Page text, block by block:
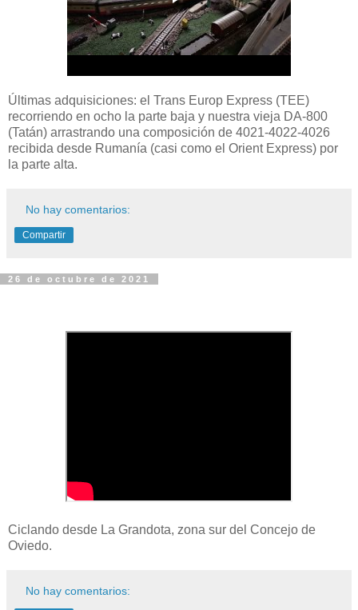
Últimas adquisiciones: el Trans Europ Express (TEE)
recorriendo en ocho la parte baja y nuestra vieja DA-800
(Tatán) arrastrando una composición de 4021-4022-4026
recibida desde Rumanía (casi como el Orient Express) por
la parte alta.
No hay comentarios:
Compartir
26 de octubre de 2021
Ciclando desde La Grandota, zona sur del Concejo de
Oviedo.
No hay comentarios: